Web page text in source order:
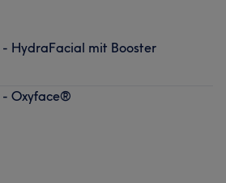
HydraFacial mit Booster
- Oxyface®